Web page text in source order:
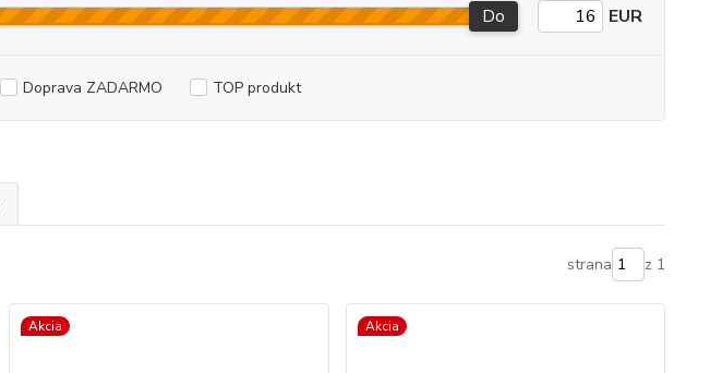
Do EUR
Doprava ZADARMO TOP produkt
strana z 1
Akcia Akcia